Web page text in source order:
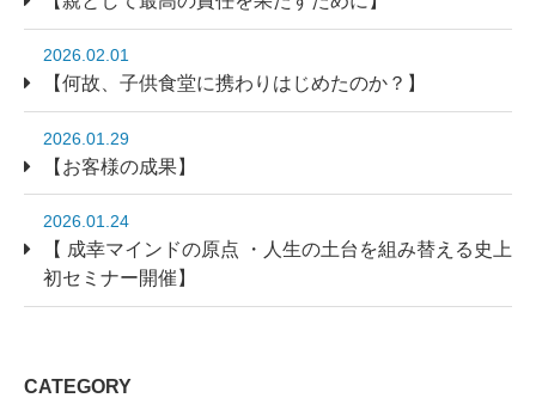
2026.02.01
【何故、子供食堂に携わりはじめたのか？】
2026.01.29
【お客様の成果】
2026.01.24
【 成幸マインドの原点 ・人生の土台を組み替える史上
初セミナー開催】
CATEGORY